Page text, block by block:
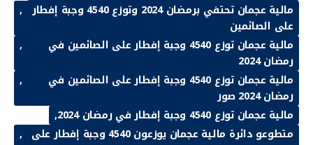
مالية عجمان تحتفي برمضان 2024 وتوزع 4540 وجبة إفطار
على الصائمين
مالية عجمان توزع 4540 وجبة إفطار على الصائمين في
رمضان 2024
مالية عجمان توزع 4540 وجبة إفطار على الصائمين في
رمضان 2024 صور
مالية عجمان توزع 4540 وجبة إفطار في رمضان 2024
متطوعو دائرة مالية عجمان يوزعون 4540 وجبة إفطار على